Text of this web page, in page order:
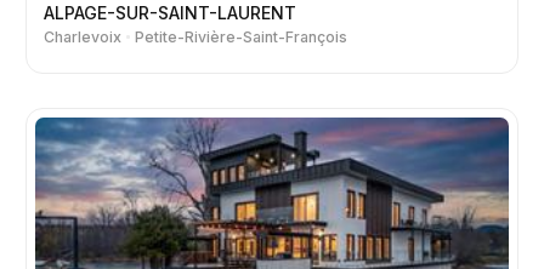
ALPAGE-SUR-SAINT-LAURENT
Charlevoix Petite-Rivière-Saint-François